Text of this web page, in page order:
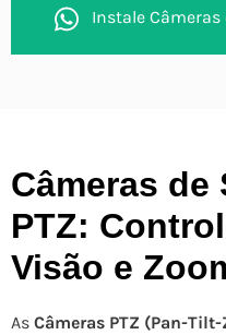
Instale
Câmeras de
PTZ:
Visão e
As Câmeras PTZ (Pan-